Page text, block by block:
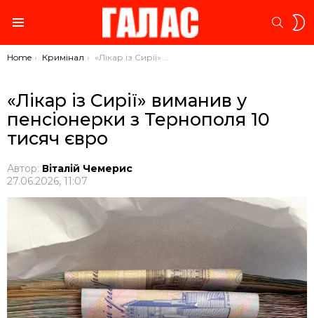
You are here:
Home Кримінал «Лікар із Сирії» виманив у пенсіонерки з Тернополя 10 тисяч євро
«Лікар із Сирії» виманив у
пенсіонерки з Тернополя 10
тисяч євро
Автор: Віталій Чемерис
27.06.2026, 11:07